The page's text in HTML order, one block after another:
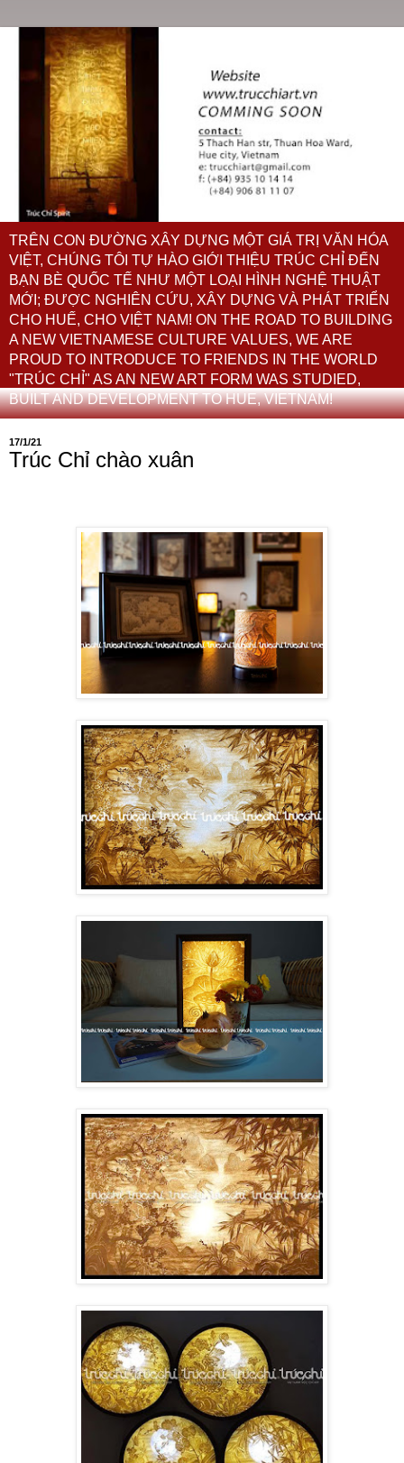
TRÊN CON ĐƯỜNG XÂY DỰNG MỘT GIÁ TRỊ VĂN HÓA
VIỆT, CHÚNG TÔI TỰ HÀO GIỚI THIỆU TRÚC CHỈ ĐẾN
BẠN BÈ QUỐC TẾ NHƯ MỘT LOẠI HÌNH NGHỆ THUẬT
MỚI; ĐƯỢC NGHIÊN CỨU, XÂY DỰNG VÀ PHÁT TRIỂN
CHO HUẾ, CHO VIỆT NAM! ON THE ROAD TO BUILDING
A NEW VIETNAMESE CULTURE VALUES, WE ARE
PROUD TO INTRODUCE TO FRIENDS IN THE WORLD
"TRÚC CHỈ" AS AN NEW ART FORM WAS STUDIED,
BUILT AND DEVELOPMENT TO HUE, VIETNAM!
17/1/21
Trúc Chỉ chào xuân